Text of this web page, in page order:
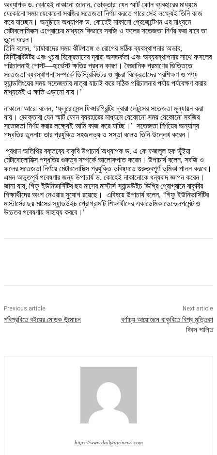
অধ্যাপক ড. কোহেই নাকানো জানান, ভোক্তারা যেন স্মার্ট ফোন ব্যবহারের মাধ্যমে
যেকোনো সময় যেকোনো সবজির সতেজতা নির্ণয় করতে পারে সেই লক্ষ্যেই তিনি কাজ
করে যাচ্ছেন। অনুষ্ঠানে অধ্যাপক ড. কোহেই নাকানো প্রেজেন্টেশন এর মাধ্যমে
মেটাবলোমিকক্স এপ্রোচের মাধ্যমে কিভাবে সবজি ও ফলের সতেজতা নির্ণয় করা যাবে তা
তুলে ধরেন।
তিনি বলেন, ‘চাষাবাদের সময় কীটপতঙ্গ ও রোগের সঠিক ব্যবস্থাপনার অভাব,
ডিস্ট্রিবিউটর এবং খুচরা বিক্রেতাদের দ্বারা অসতর্কতা এবং অব্যবস্থাপনার সাথে ফসলের
পরিচালনাই পোস্ট—হার্ভেস্ট ক্ষতির প্রধান কারণ। বৈজ্ঞানিক প্রমাণের ভিত্তিতে
সতেজতা ব্যবস্থাপনা সম্পর্কে ডিস্ট্রিবিউটর ও খুচরা বিক্রেতাদের প্রশিক্ষণ ও পণ্য
হ্যান্ডলিংয়ের সময় সতেজতার মাত্রা যাচাই করে সঠিক পরিচালনার পর্যায় পর্যবেক্ষণ করার
মাধ্যমেই এ ক্ষতি এড়ানো যায়।’
নাকানো আরো বলেন, ‘ফ্লুরোসেন্স ফিঙ্গারপ্রিন্টিং দ্বারা লেটুসের সতেজতা মূল্যায়ন করা
যায়। ভোক্তারা যেন স্মার্ট ফোন ব্যবহারের মাধ্যমে যেকোনো সময় যেকোনো সবজির
সতেজতা নির্ণয় করার লক্ষ্যেই আমি কাজ করে যাচ্ছি।’ সতেজতা নির্ণয়ের অন্যান্য
পদ্ধতির তুলনায় তার প্রযুক্তি সহজলভ্য ও সস্তা বলেও তিনি উল্লেখ করেন।
প্রধান অতিথির বক্তব্যে বাকৃবি উপাচার্য অধ্যাপক ড. এ কে ফজলুল হক ভূঁইয়া
মেটাবোলোমিক্স পদ্ধতির গুরুত্ব সম্পর্কে আলোকপাত করেন। উপাচার্য বলেন, সবজি ও
ফলের সতেজতা নির্ণয়ে মেটাবলোমিক্স প্রযুক্তি ভবিষ্যতে গুরুত্বপূর্ণ ভূমিকা পালন করবে।
এমন অভূতপূর্ব গবেষণার জন্য উপাচার্য ড. কোহেই নাকানোকে ধন্যবাদ জ্ঞাপন করেন।
জানা যায়, গিফু ইউনিভার্সিটির ছয় মাসের মাস্টার্স স্যান্ডউইচ ডিগ্রি প্রোগ্রামে বাকৃবির
শিক্ষার্থীদের অংশ নেওয়ার সুযোগ রয়েছে। এবিষয়ে উপাচার্য বলেন, ‘গিফু ইউনিভার্সিটির
মাস্টার্সের ছয় মাসের স্যান্ডউইচ প্রোগ্রামটি শিক্ষার্থীদের একাডেমিক ডেভেলপমেন্ট ও
উচ্চতর গবেষণায় সাহায্য করবে।’
Previous article
পবিপ্রবিতে বইয়ের মোড়ক উন্মোচন
Next article
বর্ণাঢ্য আয়োজনে বাকৃবিতে বিশ্ব মৃত্তিকা
দিবস পালিত
https://www.dailyagrinews.com